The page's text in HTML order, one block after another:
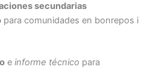
secundarias
para comunidades en bonrepos i
e informe técnico para